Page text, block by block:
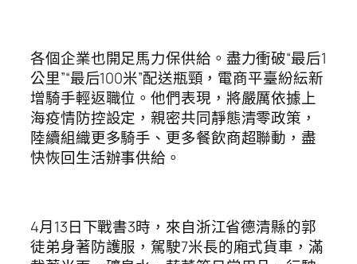
各個企業也開足馬力保供給。盡力衝破“最后1
公里”“最后100米”配送瓶頸，電商平臺紛紜新
增騎手輕返職位。他們表現，將嚴厲依據上
海疫情防控設定，親密共同靜態清零政策，
陸續組織更多騎手、更多餐飲商超聯動，盡
快恢回生活辦事供給。
4月13日下戰書3時，來自浙江省德清縣的郭
徒弟身著防護服，駕駛7米長的廂式貨車，滿